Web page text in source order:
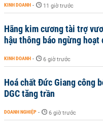
KINH DOANH - 11 giờ trước
Hãng kim cương tài trợ
hậu thông báo ngừng hoạt
KINH DOANH - 6 giờ trước
Hoá chất Đức Giang công
DGC tăng trần
DOANH NGHIỆP - 6 giờ trước